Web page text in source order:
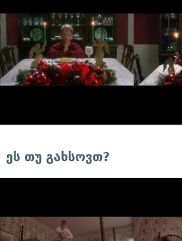
ეს თუ გახსოვთ?